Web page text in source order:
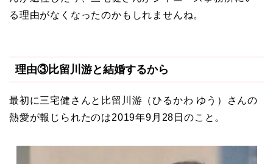
る理由がなくなったのかもしれませんね。
理由③比留川游と結婚するから
最初に三宅健さんと比留川游（ひるかわ ゆう）さんの
熱愛が報じられたのは2019年9月28日のこと。